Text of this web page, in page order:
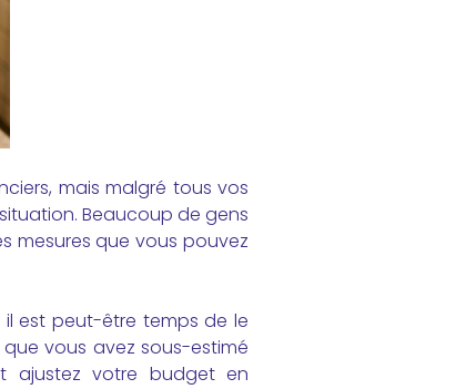
mais malgré tous vos
Beaucoup de gens
mesures que vous pouvez
est peut-être temps de le
vous avez sous-estimé
ajustez votre budget en